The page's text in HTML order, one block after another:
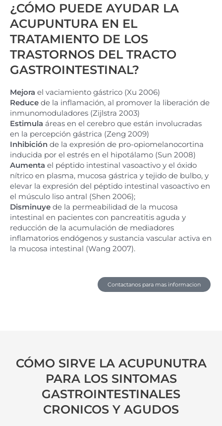
¿CÓMO PUEDE AYUDAR LA
ACUPUNTURA EN EL
TRATAMIENTO DE LOS
TRASTORNOS DEL TRACTO
GASTROINTESTINAL?
Mejora el vaciamiento gástrico (Xu 2006)
Reduce de la inflamación, al promover la liberación de
inmunomoduladores (Zijlstra 2003)
Estimula áreas en el cerebro que están involucradas
en la percepción gástrica (Zeng 2009)
Inhibición de la expresión de pro-opiomelanocortina
inducida por el estrés en el hipotálamo (Sun 2008)
Aumenta el péptido intestinal vasoactivo y el óxido
nítrico en plasma, mucosa gástrica y tejido de bulbo, y
elevar la expresión del péptido intestinal vasoactivo en
el músculo liso antral (Shen 2006);
Disminuye de la permeabilidad de la mucosa
intestinal en pacientes con pancreatitis aguda y
reducción de la acumulación de mediadores
inflamatorios endógenos y sustancia vascular activa en
la mucosa intestinal (Wang 2007).
Contactanos para mas informacion
CÓMO SIRVE LA ACUPUNUTRA
PARA LOS SINTOMAS
GASTROINTESTINALES
CRONICOS Y AGUDOS